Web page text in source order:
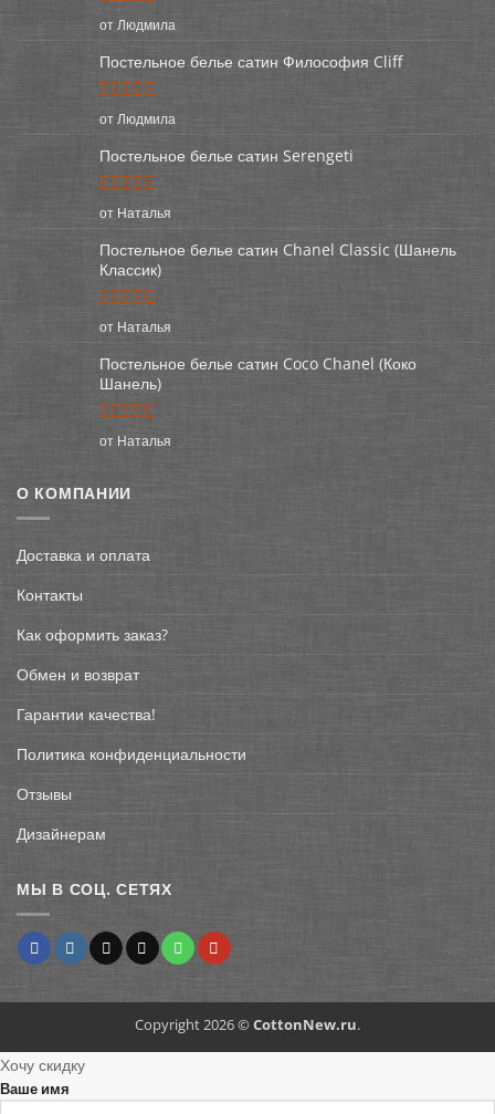
Оценка5
от Людмила
Постельное белье сатин Философия Cliff
Оценка5
от Людмила
Постельное белье сатин Serengeti
Оценка5
из 5
от Наталья
Постельное белье сатин Chanel Classic (Шанель
Классик)
Оценка5
от Наталья
Постельное белье сатин Coco Chanel (Коко
Шанель)
Оценка5
от Наталья
О КОМПАНИИ
Доставка и оплата
Контакты
Как оформить заказ?
Обмен и возврат
Гарантии качества!
Политика конфиденциальности
Отзывы
Дизайнерам
МЫ В СОЦ. СЕТЯХ
Copyright 2026 ©CottonNew.ru.
Хочу скидку
Ваше имя